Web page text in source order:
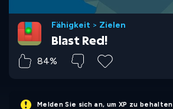
Fähigkeit > Zielen
Blast Red!
84%
Melden Sie sich an, um XP zu behalten